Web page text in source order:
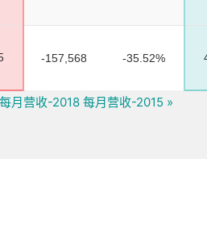
-157,568 -35.52%
月营收-2018 每月营收-2015 »